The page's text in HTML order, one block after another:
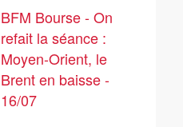
BFM Bourse - On
refait la séance :
Moyen-Orient, le
Brent en baisse -
16/07